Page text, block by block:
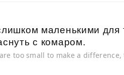
маленькими для
с комаром.
too small to make a difference,